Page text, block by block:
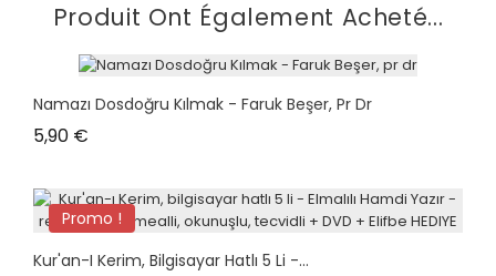
Produit Ont Également Acheté...
Namazı Dosdoğru Kılmak - Faruk Beşer, Pr Dr
5,90 €
Promo !
plus en stock
Kur'an-I Kerim, Bilgisayar Hatlı 5 Li -...